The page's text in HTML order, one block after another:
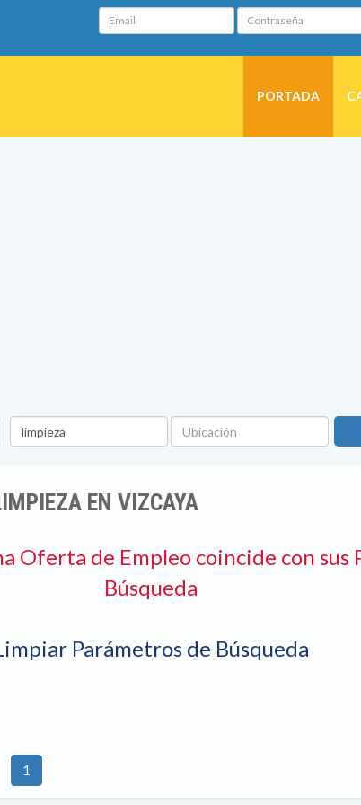
Email Contraseña
PORTADA
Palabra
clave
Ubicación
EN VIZCAYA
Oferta de Empleo coincide con sus
Búsqueda
Parámetros de Búsqueda
1